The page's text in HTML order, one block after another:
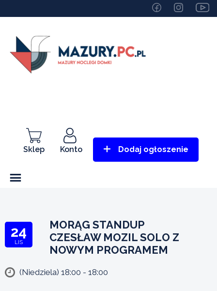
Sklep Konto Dodaj ogłoszenie
24
LIS
MORĄG STANDUP
CZESŁAW MOZIL SOLO Z
NOWYM PROGRAMEM
(Niedziela) 18:00 - 18:00